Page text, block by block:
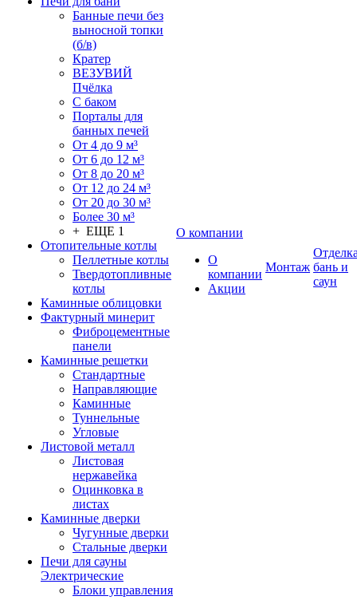
Банные печи без
выносной топки
(б/в)
Кратер
ВЕЗУВИЙ
Пчёлка
С баком
Порталы для
банных печей
От 4 до 9 м³
От 6 до 12 м³
От 8 до 20 м³
От 12 до 24 м³
От 20 до 30 м³
Более 30 м³
+ ЕЩЕ 1
Отопительные котлы
Пеллетные котлы
Твердотопливные
котлы
Каминные облицовки
Фактурный минерит
Фиброцементные
панели
Каминные решетки
Стандартные
Направляющие
Каминные
Туннельные
Угловые
Листовой металл
Листовая
нержавейка
Оцинковка в
листах
Каминные дверки
Чугунные дверки
Стальные дверки
Печи для сауны
Электрические
Блоки управления
О компании
О
компании
Акции
Монтаж бань и
саун